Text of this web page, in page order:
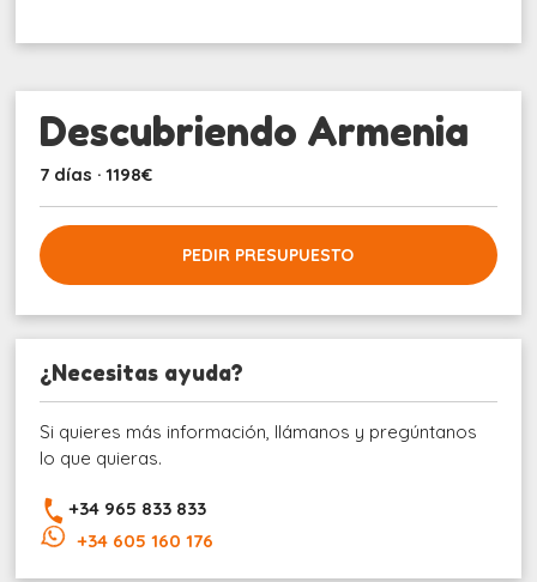
Descubriendo Armenia
7 días · 1198€
PEDIR PRESUPUESTO
¿Necesitas ayuda?
Si quieres más información, llámanos y pregúntanos
lo que quieras.
+34 965 833 833
+34 605 160 176